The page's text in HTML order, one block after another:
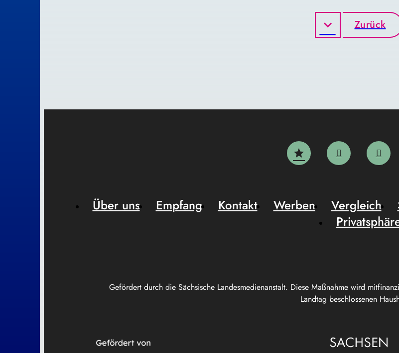
Zurück
Gefördert durch die Sächsische Landesmedienanstalt. Diese Maßnahme wird
Landtag beschlossenen
Über uns Empfang Kontakt Werben Vergleich